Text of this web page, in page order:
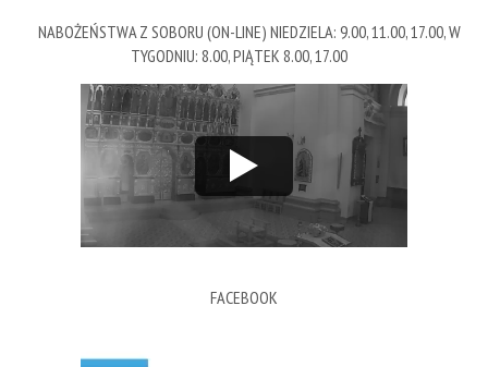
NABOŻEŃSTWA Z SOBORU (ON-LINE) NIEDZIELA: 9.00, 11.00, 17.00, W
TYGODNIU: 8.00, PIĄTEK 8.00, 17.00
FACEBOOK